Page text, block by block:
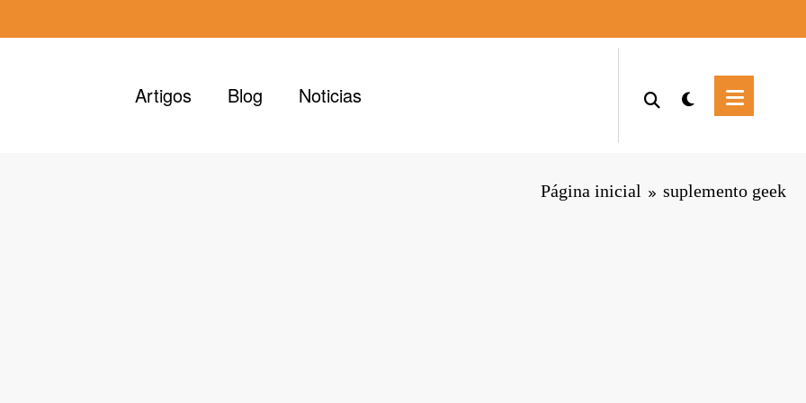
Artigos Blog Noticias
Página inicial suplemento geek